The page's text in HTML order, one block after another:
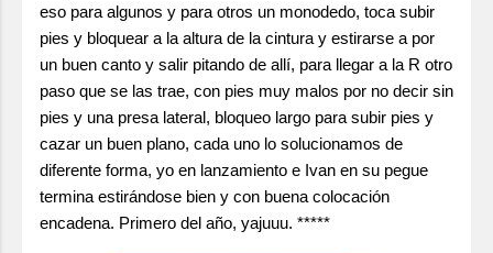
eso para algunos y para otros un monodedo, toca subir
pies y bloquear a la altura de la cintura y estirarse a por
un buen canto y salir pitando de allí, para llegar a la R otro
paso que se las trae, con pies muy malos por no decir sin
pies y una presa lateral, bloqueo largo para subir pies y
cazar un buen plano, cada uno lo solucionamos de
diferente forma, yo en lanzamiento e Ivan en su pegue
termina estirándose bien y con buena colocación
encadena. Primero del año, yajuuu. *****